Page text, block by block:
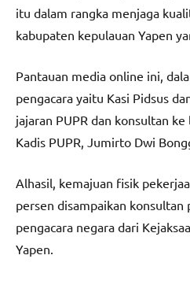
itu dalam rangka menjaga
kabupaten kepulauan Yapen
Pantauan media online ini,
pengacara yaitu Kasi Pidsus
jajaran PUPR dan konsultan
Kadis PUPR, Jumirto Dwi
Alhasil, kemajuan fisik
persen disampaikan konsultan
pengacara negara dari
Yapen.